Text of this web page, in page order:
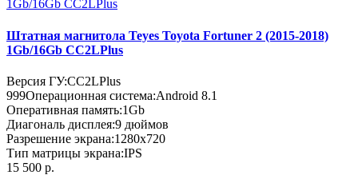
Штатная магнитола Teyes Toyota Fortuner 2 (2015-2018)
1Gb/16Gb CC2LPlus
Версия ГУ:CC2LPlus
999Операционная система:Android 8.1
Оперативная память:1Gb
Диагональ дисплея:9 дюймов
Разрешение экрана:1280x720
Тип матрицы экрана:IPS
15 500 р.